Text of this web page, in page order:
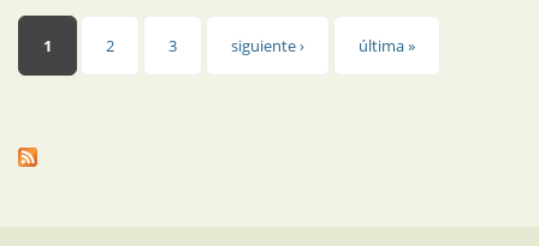
Páginas
1 2 3 siguiente › última »